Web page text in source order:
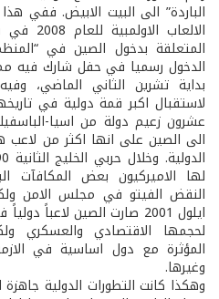
الباردة” الى البيت الابيض. ففي
المتعلقة بدخول الصين في
بداية تشرين الثاني الماضي،
لاستقبال اكبر قمة دولية في
عشرون زعيم دولة من اسيا-
الى الصين على انها اكثر من لاعب
لها الاميركيون بعض
ايلول 2001 صارت الصين
لحجمها الاقتصادي والعسكري
المؤثرة مع دول اساسية في
وغيرها.
وهكذا كانت التطورات الدولية